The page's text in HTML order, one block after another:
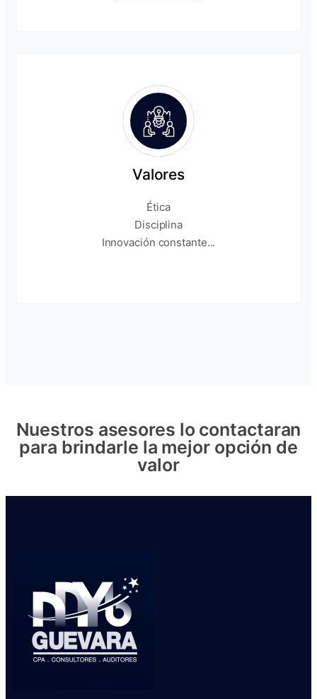
Valores
Ética
Disciplina
Innovación constante...
Nuestros asesores lo contactaran
para brindarle la mejor opción de
valor